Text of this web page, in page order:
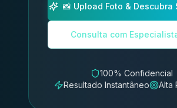
📸 Upload Foto & Descubra
Consulta com
100% Confidencial
Resultado Instantâneo
Alta